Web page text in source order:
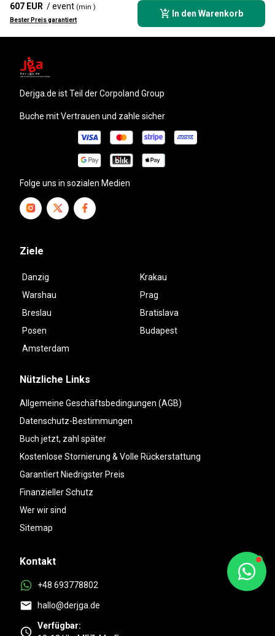
607 EUR / event (min )
Bester Preis garantiert
In den Warenkorb
derjga.de ist Teil der Corpoland Group
Buche mit Vertrauen und zahle sicher
Folge uns in sozialen Medien
Ziele
Danzig
Krakau
Warshau
Prag
Breslau
Bratislava
Posen
Budapest
Amsterdam
Nützliche Links
Allgemeine Geschäftsbedingungen (AGB)
Datenschutz-Bestimmungen
Buch jetzt, zahl später
Kostenlose Stornierung & Volle Rückerstattung
Garantiert Niedrigster Preis
Finanzieller Schutz
Wer wir sind
Sitemap
Kontakt
+48 693778802
hallo@derjga.de
Verfügbar: